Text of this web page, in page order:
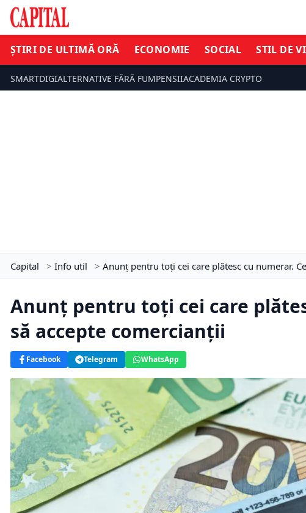
ȘTIRI DE ULTIMĂ ORĂ ECONOMIE SOCIAL STIL DE
SMARTDIGIALTERNATIVE FĂRĂ FUMPENSIIACADEMIA CRYPTO
Capital > Info util > Anunț pentru toți cei care plătesc cu numerar.
Anunț pentru toți cei care
să accepte comercianții
Facebook Telegram WhatsApp